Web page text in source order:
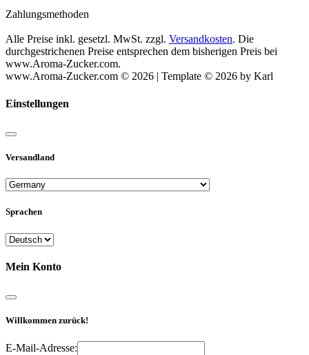
Zahlungsmethoden
Alle Preise inkl. gesetzl. MwSt. zzgl. Versandkosten. Die
durchgestrichenen Preise entsprechen dem bisherigen Preis bei
www.Aroma-Zucker.com.
www.Aroma-Zucker.com © 2026 | Template © 2026 by Karl
Einstellungen
Versandland
Sprachen
Mein Konto
Willkommen zurück!
E-Mail-Adresse: